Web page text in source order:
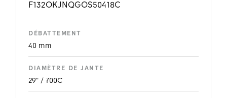
F132OKJNQGOS50418C
DÉBATTEMENT
40 mm
DIAMÈTRE DE JANTE
29" / 700C